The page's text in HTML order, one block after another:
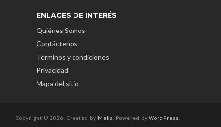
ENLACES DE INTERÉS
Quiénes Somos
Contáctenos
Términos y condiciones
Privacidad
Mapa del sitio
Copyright © 2026. Created by Meks . Powered by WordPress